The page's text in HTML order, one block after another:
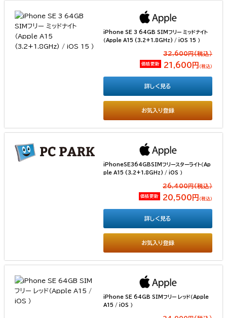
iPhone SE 3 64GB SIMフリー ミッドナイト
（Apple A15 (3.2+1.8GHz) / iOS 15 ）
32,600円(税込）
価格更新 21,600円 （税込）
お気入り登録
詳しく見る
iPhoneSE364GBSIMフリースターライト（Ap
ple A15 (3.2+1.8GHz) / iOS ）
26,400円(税込）
価格更新 20,500円 （税込）
お気入り登録
詳しく見る
iPhone SE 64GB SIMフリー レッド（Apple
A15 / iOS ）